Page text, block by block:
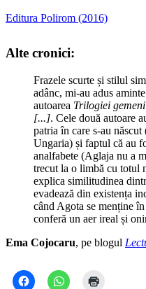
Editura Polirom (2016)
Alte cronici:
Frazele scurte și stilul
adânc, mi-au adus
autoarea Trilogiei
[...]. Cele două autoare
patria în care s-au
Ungaria) și faptul că au
analfabete (Aglaja nu a
trecut la o limbă cu totul
explica similitudinea
evadează din existența
când Agota se menține
conferă un aer ireal și
Ema Cojocaru, pe blogul